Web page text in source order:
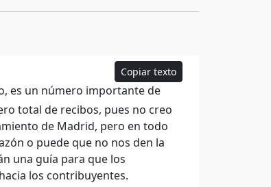
Copiar texto
es un número importante de
total de recibos, pues no creo
de Madrid, pero en todo
o puede que no nos den la
una guía para que los
los contribuyentes.